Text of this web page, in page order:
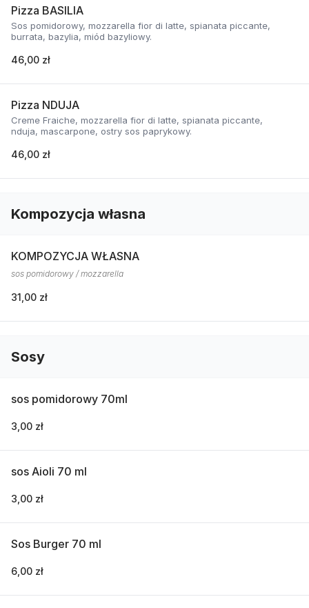
Pizza BASILIA
Sos pomidorowy, mozzarella fior di latte, spianata piccante,
burrata, bazylia, miód bazyliowy.
46,00 zł
Pizza NDUJA
Creme Fraiche, mozzarella fior di latte, spianata piccante,
nduja, mascarpone, ostry sos paprykowy.
46,00 zł
Kompozycja własna
KOMPOZYCJA WŁASNA
sos pomidorowy / mozzarella
31,00 zł
Sosy
sos pomidorowy 70ml
3,00 zł
sos Aioli 70 ml
3,00 zł
Sos Burger 70 ml
6,00 zł